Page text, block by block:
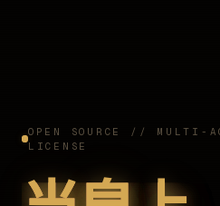
OPEN SOURCE // MULTI-
LICENSE